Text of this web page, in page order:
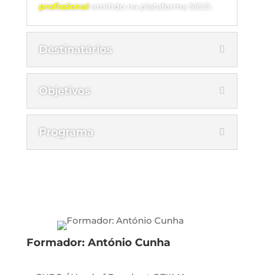
profissionalemitido na plataforma SIGO.
Destinatários
Objetivos
Programa
Formador: António Cunha